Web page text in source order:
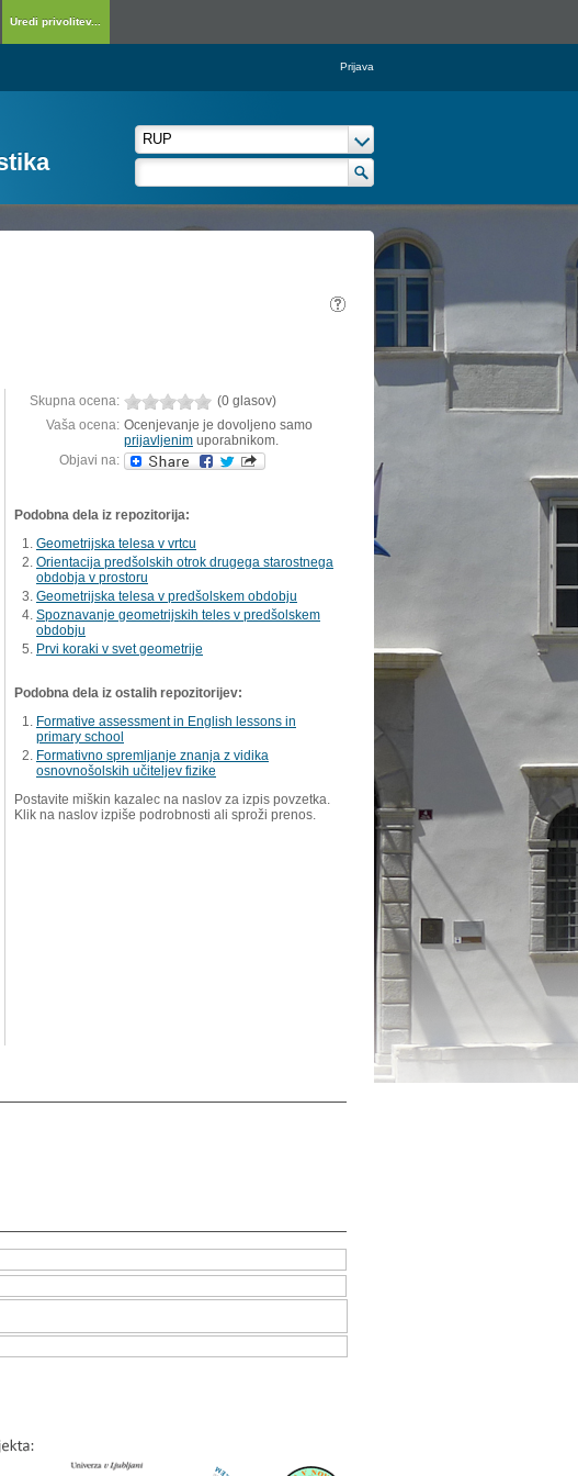
Uredi privolitev...
Prijava
Skupna ocena:
(0 glasov)
Vaša ocena: Ocenjevanje je dovoljeno samo
prijavljenim uporabnikom.
Objavi na:
Podobna dela iz repozitorija:
Geometrijska telesa v vrtcu
Orientacija predšolskih otrok drugega starostnega
obdobja v prostoru
Geometrijska telesa v predšolskem obdobju
Spoznavanje geometrijskih teles v predšolskem
obdobju
Prvi koraki v svet geometrije
Podobna dela iz ostalih repozitorijev:
Formative assessment in English lessons in
primary school
Formativno spremljanje znanja z vidika
osnovnošolskih učiteljev fizike
Postavite miškin kazalec na naslov za izpis povzetka.
Klik na naslov izpiše podrobnosti ali sproži prenos.